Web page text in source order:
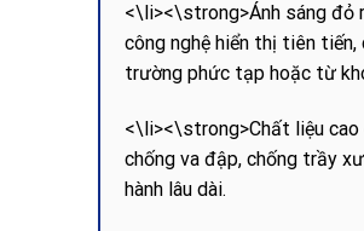
<\li><\strong>Ánh sáng đỏ
công nghệ hiển thị tiên tiến,
trường phức tạp hoặc từ
<\li><\strong>Chất liệu
chống va đập, chống trầy
hành lâu dài.